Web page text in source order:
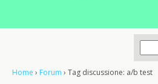
Home › Forum › Tag discussione: a/b test